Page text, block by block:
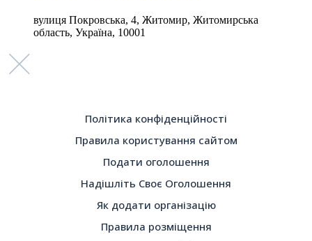
вулиця Покровська, 4, Житомир, Житомирська
область, Україна, 10001
Політика конфіденційності
Правила користування сайтом
Подати оголошення
Надішліть Своє Оголошення
Як додати організацію
Правила розміщення